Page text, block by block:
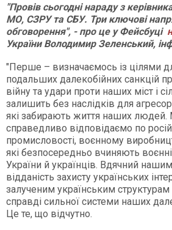
"Провів сьогодні нараду з
МО, СЗРУ та СБУ. Три ключові
обговорення", - про це у Фейсбуці
України Володимир Зеленський,
"Перше – визначаємось із цілями
подальших далекобійних санкцій
війну та удари проти наших міст і
залишить без наслідків для
які забирають життя наших людей.
справедливо відповідаємо по
промисловості, воєнному
які безпосередньо вчиняють
України й українців. Вдячний
відданість захисту українських
залученим українським
справді сильної системи наших
Це те, що відчутно.